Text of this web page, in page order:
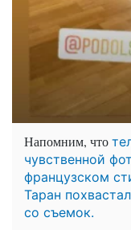
Напомним, что
чувственной
французском
Таран
со съемок.